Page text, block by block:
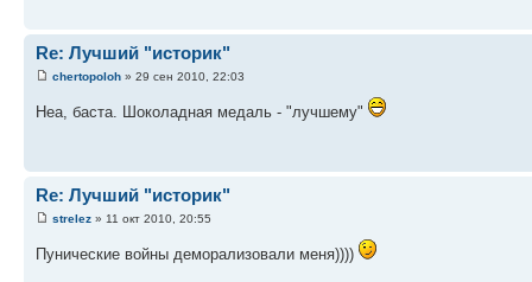
Re: Лучший "историк"
chertopoloh » 29 сен 2010, 22:03
Неа, баста. Шоколадная медаль - "лучшему"
Re: Лучший "историк"
strelez » 11 окт 2010, 20:55
Пунические войны деморализовали меня))))